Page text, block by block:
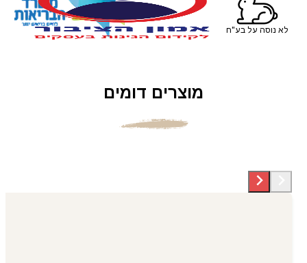
לא נוסה על בע"ח
מוצרים דומים